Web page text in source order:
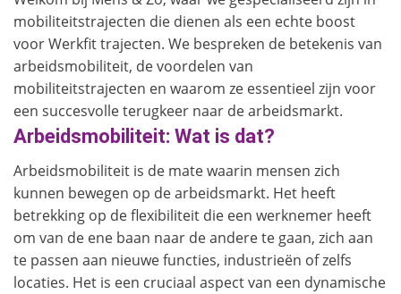
mobiliteitstrajecten die dienen als een echte boost
voor Werkfit trajecten. We bespreken de betekenis van
arbeidsmobiliteit, de voordelen van
mobiliteitstrajecten en waarom ze essentieel zijn voor
een succesvolle terugkeer naar de arbeidsmarkt.
Arbeidsmobiliteit: Wat is dat?
Arbeidsmobiliteit is de mate waarin mensen zich
kunnen bewegen op de arbeidsmarkt. Het heeft
betrekking op de flexibiliteit die een werknemer heeft
om van de ene baan naar de andere te gaan, zich aan
te passen aan nieuwe functies, industrieën of zelfs
locaties. Het is een cruciaal aspect van een dynamische